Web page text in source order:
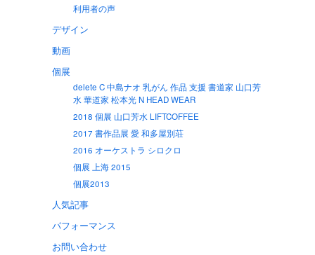
利用者の声
デザイン
動画
個展
delete C 中島ナオ 乳がん 作品 支援 書道家 山口芳
水 華道家 松本光 N HEAD WEAR
2018 個展 山口芳水 LIFTCOFFEE
2017 書作品展 愛 和多屋別荘
2016 オーケストラ シロクロ
個展 上海 2015
個展2013
人気記事
パフォーマンス
お問い合わせ